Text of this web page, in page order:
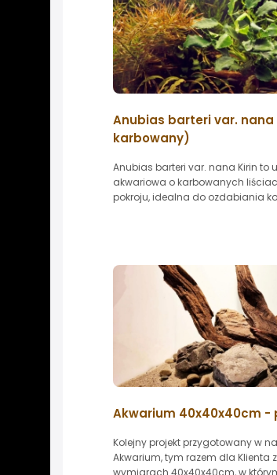
Anubias barteri var. nana
karbowany)
Anubias barteri var. nana Kirin to
akwariowa o karbowanych
pokroju, idealna do ozdabiania
Akwarium 40x40x40cm
Kolejny projekt przygotowany w
Akwarium, tym razem dla Klienta